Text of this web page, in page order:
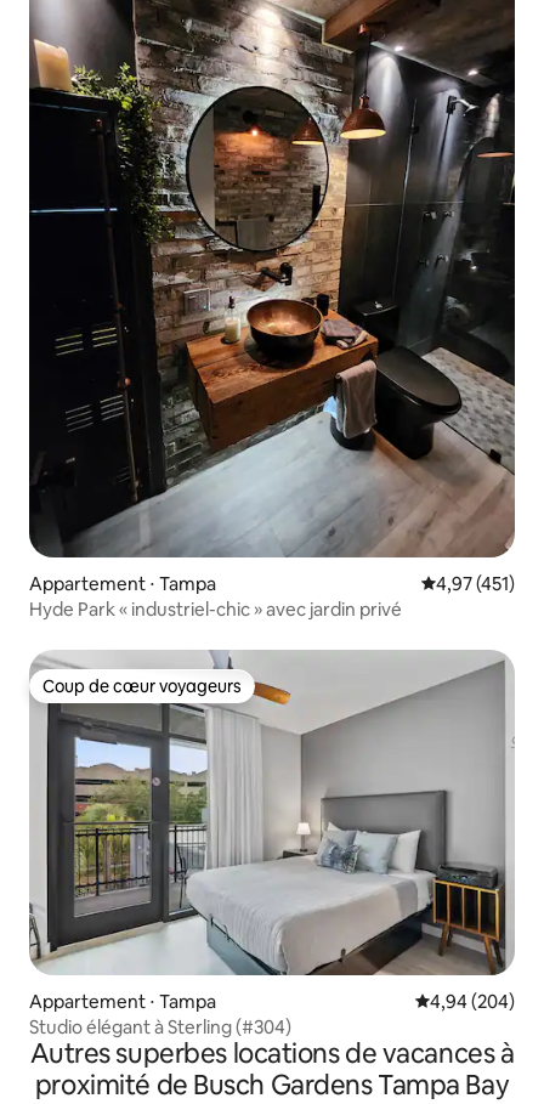
Appartement ⋅ Tampa Évaluation
4,97 (451)
Hyde Park « industriel-chic » avec jardin privé
Coup de cœur voyageurs
Coup de cœur voyageurs
Appartement ⋅ Tampa Évaluation
4,94 (204)
Studio élégant à Sterling (#304)
Autres superbes locations de vacances à
proximité de Busch Gardens Tampa Bay